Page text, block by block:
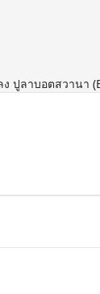
ง ปูลาบอตสวานา